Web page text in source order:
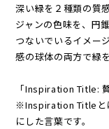
深い緑を２種類の質
ジャンの色味を、円
つないでいるイメー
感の球体の両方で緑
「Inspiration Title:
※Inspiration Titleと
にした言葉です。